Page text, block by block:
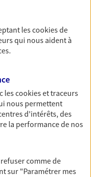
chapitre de
Découvrez
avec notre
pour les
totale de travail,
lescookiesde
qui nous aident à
lescookies et traceurs
nous permettent
d'intérêts, des
la performance de nos
comme de
sur "Paramétrer mes